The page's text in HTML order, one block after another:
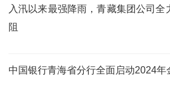
入汛以来最强降雨，青藏集团公司
阻
中国银行青海省分行全面启动2024年